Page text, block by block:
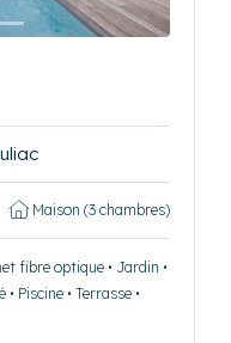
Maison (3 chambres)
fibre optique • Jardin •
Piscine • Terrasse •